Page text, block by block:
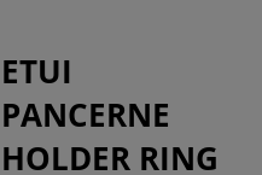
ETUI
PANCERNE
HOLDER RING